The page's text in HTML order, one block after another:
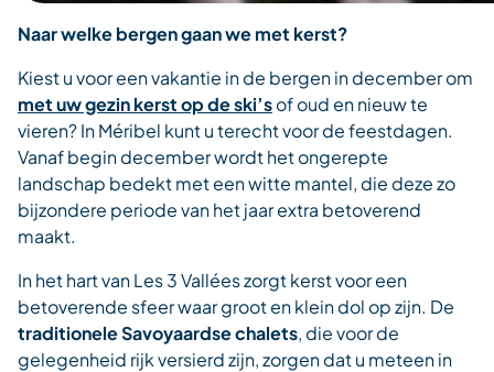
Naar welke bergen gaan we met kerst?
Kiest u voor een vakantie in de bergen in december om
met uw gezin kerst op de ski’sof oud en nieuw te
vieren? In Méribel kunt u terecht voor de feestdagen.
Vanaf begin december wordt het ongerepte
landschap bedekt met een witte mantel, die deze zo
bijzondere periode van het jaar extra betoverend
maakt.
In het hart van Les 3 Vallées zorgt kerst voor een
betoverende sfeer waar groot en klein dol op zijn. De
traditionele Savoyaardse chalets, die voor de
gelegenheid rijk versierd zijn, zorgen dat u meteen in